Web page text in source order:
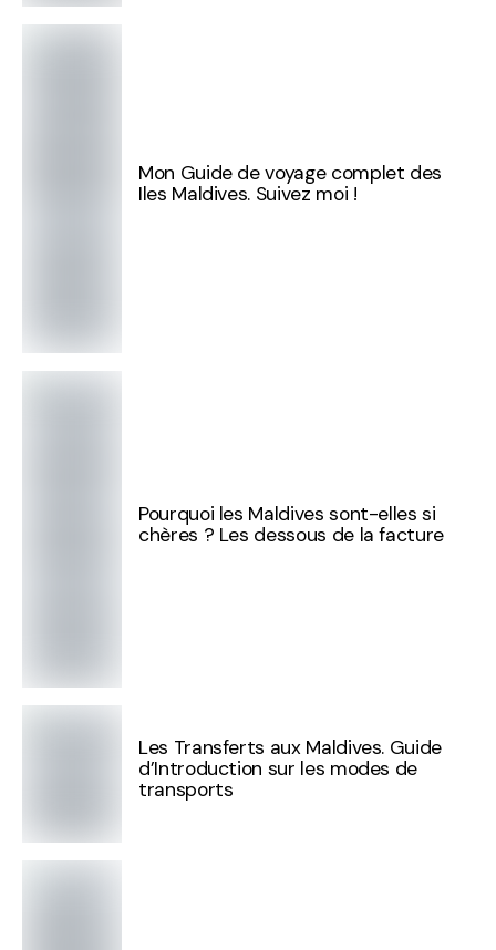
Mon Guide de voyage complet des
Iles Maldives. Suivez moi !
Pourquoi les Maldives sont-elles si
chères ? Les dessous de la facture
Les Transferts aux Maldives. Guide
d’Introduction sur les modes de
transports